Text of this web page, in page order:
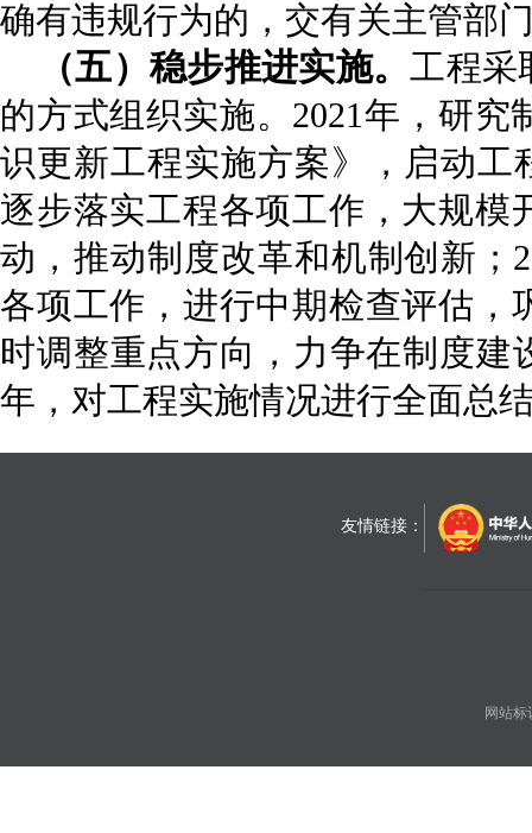
确有违规行为的，交有关主管部
（五）稳步推进实施。工程采
的方式组织实施。2021年，研
识更新工程实施方案》，启动工
逐步落实工程各项工作，大规模
动，推动制度改革和机制创新；
各项工作，进行中期检查评估，
时调整重点方向，力争在制度建
年，对工程实施情况进行全面总
友情链接：
网站标